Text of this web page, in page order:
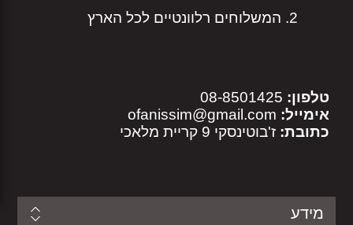
המשלוחים רלוונטיים לכל הארץ
טלפון:
אימייל: ofanissim@gmail.com
כתובת: ז'בוטינסקי 9 קריית מלאכי
מידע